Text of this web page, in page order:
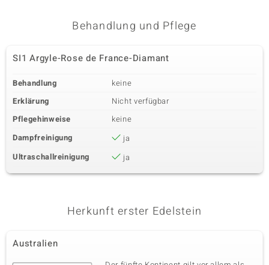
Diamant
Anzahl und Größe
0,159 ct
Pavéfassung Australien
Behandlung und Pflege
SI1 Argyle-Rose de France-Diamant
Behandlung
keine
Erklärung
Nicht verfügbar
Pflegehinweise
keine
Dampfreinigung
ja
Ultraschallreinigung
ja
Herkunft erster Edelstein
Australien